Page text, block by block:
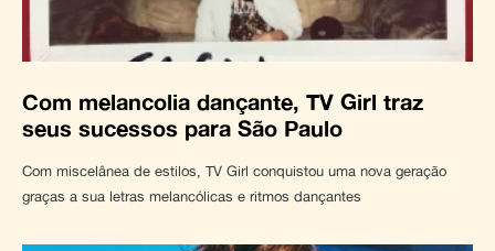
Com melancolia dançante, TV Girl traz
seus sucessos para São Paulo
Com miscelânea de estilos, TV Girl conquistou uma nova geração
graças a sua letras melancólicas e ritmos dançantes